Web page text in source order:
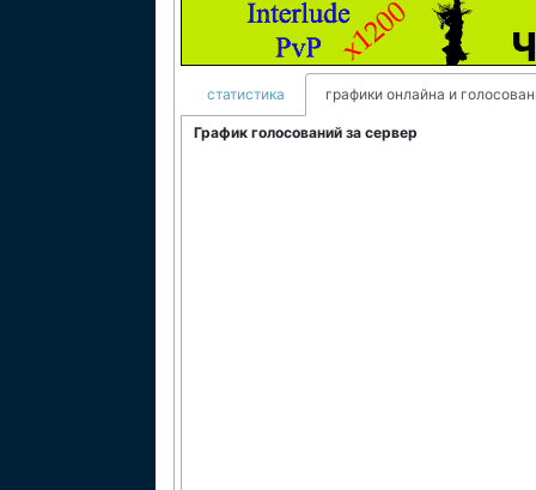
статистика графики онлайна и
График голосований за сервер